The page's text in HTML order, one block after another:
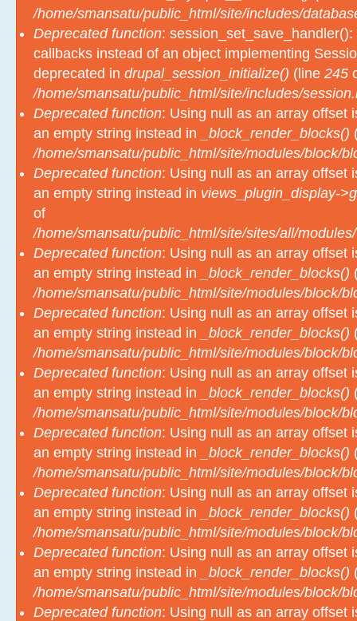
/home/smansatu/public_html/site/includes/
Deprecated function:
callbacks instead of an object implementing
deprecated in drupal_session_initialize() (line 245
/home/smansatu/public_html/site/includes/
Deprecated function: Using null as an array offset
an empty string instead in
_block_render_blocks()
/home/smansatu/public_html/site/modules/block/
Deprecated function: Using null as an array offset
an empty string instead in views_plugin_display-
of
/home/smansatu/public_html/site/sites/all/
Deprecated function: Using null as an array offset
an empty string instead in
_block_render_blocks()
/home/smansatu/public_html/site/modules/block/
Deprecated function: Using null as an array offset
an empty string instead in
_block_render_blocks()
/home/smansatu/public_html/site/modules/block/
Deprecated function: Using null as an array offset
an empty string instead in
_block_render_blocks()
/home/smansatu/public_html/site/modules/block/
Deprecated function: Using null as an array offset
an empty string instead in
_block_render_blocks()
/home/smansatu/public_html/site/modules/block/
Deprecated function: Using null as an array offset
an empty string instead in
_block_render_blocks()
/home/smansatu/public_html/site/modules/block/
Deprecated function: Using null as an array offset
an empty string instead in
_block_render_blocks()
/home/smansatu/public_html/site/modules/block/
Deprecated function: Using null as an array offset